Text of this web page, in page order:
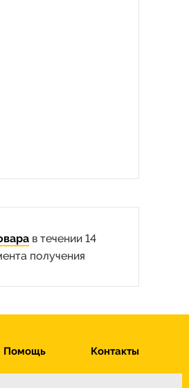
в течении 14
получения
Помощь Контакты